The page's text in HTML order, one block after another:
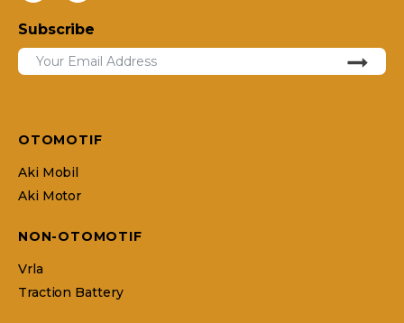
Subscribe
OTOMOTIF
Aki Mobil
Aki Motor
NON-OTOMOTIF
Vrla
Traction Battery